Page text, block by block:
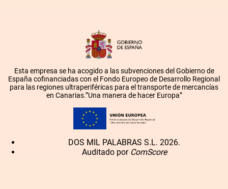
Esta empresa se ha acogido a las subvenciones del Gobierno de
España cofinanciadas con el Fondo Europeo de Desarrollo Regional
para las regiones ultraperiféricas para el transporte de mercancías
en Canarias.”Una manera de hacer Europa”
DOS MIL PALABRAS S.L. 2026.
Auditado por ComScore